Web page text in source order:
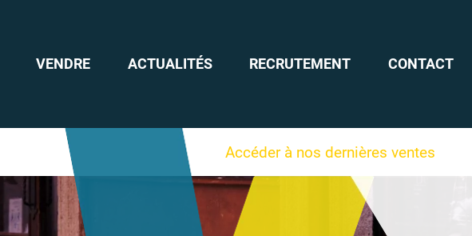
VENDRE ACTUALITÉS RECRUTEMENT CONTACT
Accéder à nos dernières ventes